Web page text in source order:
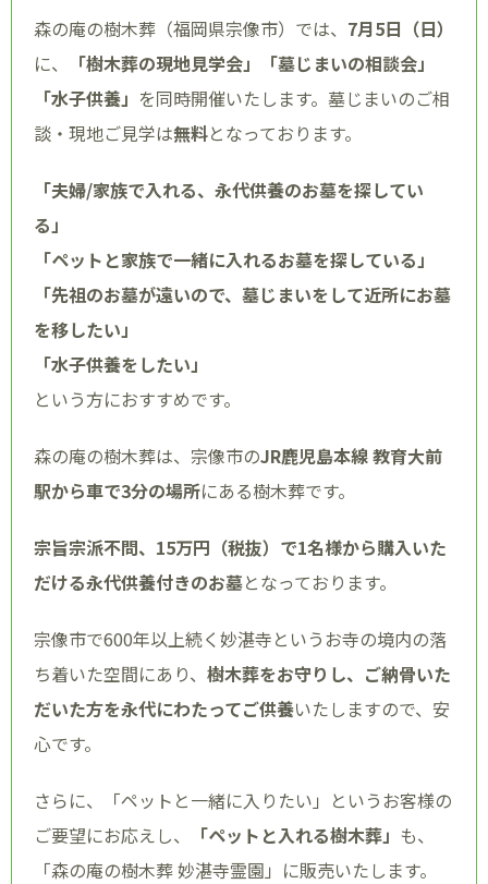
森の庵の樹木葬（福岡県宗像市）では、 7月5日（日）
に、
「樹木葬の現地見学会」「墓じまいの相談会」
「水子供養」 を同時開催いたします。墓じまいのご相
談・現地ご見学は無料となっております。
「夫婦/家族で入れる、永代供養のお墓を探してい
る」
「ペットと家族で一緒に入れるお墓を探している」
「先祖のお墓が遠いので、墓じまいをして近所にお墓
を移したい」
「水子供養をしたい」
という方におすすめです。
森の庵の樹木葬は、宗像市のJR鹿児島本線 教育大前
駅から車で3分の場所にある樹木葬です。
宗旨宗派不問、15万円（税抜）で1名様から購入いた
だける永代供養付きのお墓となっております。
宗像市で600年以上続く妙湛寺というお寺の境内の落
ち着いた空間にあり、 樹木葬をお守りし、ご納骨いた
だいた方を永代にわたってご供養いたしますので、安
心です。
さらに、「ペットと一緒に入りたい」というお客様の
ご要望にお応えし、
「ペットと入れる樹木葬」 も、
「森の庵の樹木葬 妙湛寺霊園」に販売いたします。